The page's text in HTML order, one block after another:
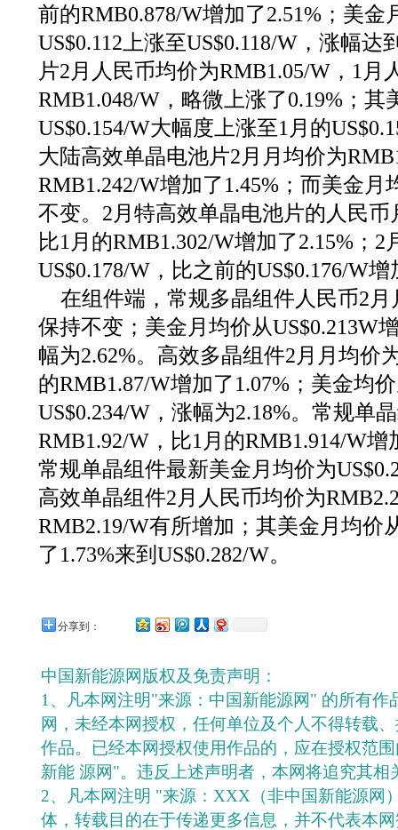
前的RMB0.878/W增加了2.51%；美金
US$0.112上涨至US$0.118/W，涨幅达
片2月人民币均价为RMB1.05/W，1月
RMB1.048/W，略微上涨了0.19%；其
US$0.154/W大幅度上涨至1月的
大陆高效单晶电池片2月月均价为
RMB1.242/W增加了1.45%；而美金月
不变。2月特高效单晶电池片的人民币
比1月的RMB1.302/W增加了2.15%；
US$0.178/W，比之前的US$0.176/W增
在组件端，常规多晶组件人民币2
保持不变；美金月均价从US$0.213W
幅为2.62%。高效多晶组件2月月均价
的RMB1.87/W增加了1.07%；美金均
US$0.234/W，涨幅为2.18%。常规单
RMB1.92/W，比1月的RMB1.914/W
常规单晶组件最新美金月均价为
高效单晶组件2月人民币均价为
RMB2.19/W有所增加；其美金月均价
了1.73%来到US$0.282/W。
分享到：
中国新能源网版权及免责声明：
1、凡本网注明"来源：中国新能源网" 的所有作
网，未经本网授权，任何单位及个人不得转载
作品。已经本网授权使用作品的，应在授权范
新能 源网"。违反上述声明者，本网将追究其相
2、凡本网注明 "来源：XXX（非中国新能源网
体，转载目的在于传递更多信息，并不代表本